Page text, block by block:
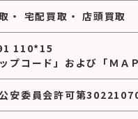
・ 宅配買取 ・店頭買取
110*15
プコード」および「ＭＡ
安委員会許可第